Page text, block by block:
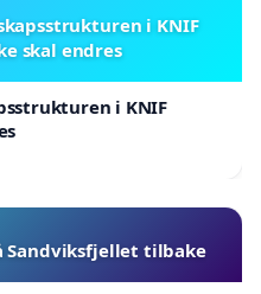
i KNIF
skal endres
i KNIF
Sandviksfjellet tilbake